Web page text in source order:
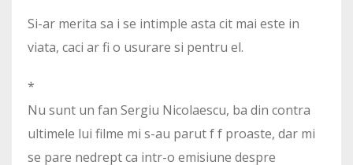
Si-ar merita sa i se intimple asta cit mai este in
viata, caci ar fi o usurare si pentru el.
*
Nu sunt un fan Sergiu Nicolaescu, ba din contra
ultimele lui filme mi s-au parut f f proaste, dar mi
se pare nedrept ca intr-o emisiune despre